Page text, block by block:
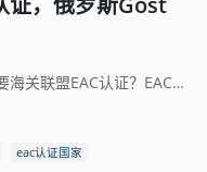
什么是EAC认证？出口俄罗斯为什么需要海关联盟EAC认证？EAC认证Gost认证怎么选择？EAC认证产品范围有哪些？EAC认证相关法规有哪些？ EAC认证流程是什么？EAC认证含有哪些国家？EAC认证的价格是多少？
eac认证国家